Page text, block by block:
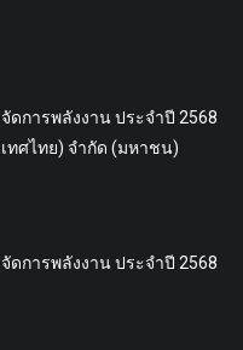
ดการพลังงาน ประจำปี 2568
ทศไทย) จำกัด (มหาชน)
ดการพลังงาน ประจำปี 2568